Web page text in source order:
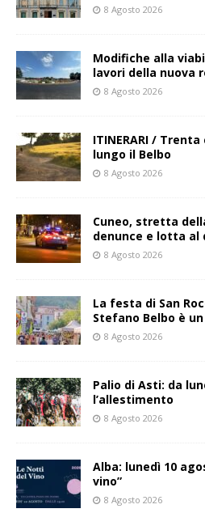
8 Agosto 2026
Modifiche alla
lavori della nuova
8 Agosto 2026
ITINERARI /
lungo il Belbo
8 Agosto 2026
Cuneo, stretta
denunce e lotta al
8 Agosto 2026
La festa di San
Stefano Belbo è
8 Agosto 2026
Palio di Asti: da
l’allestimento
8 Agosto 2026
Alba: lunedì 10
vino”
8 Agosto 2026